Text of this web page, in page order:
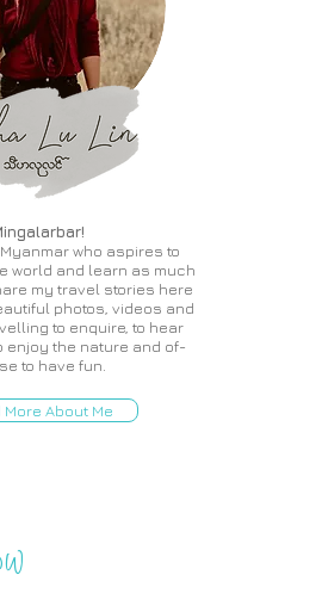
Myanmar who aspires to
world and learn as much
my travel stories here
photos, videos and
to enquire, to hear
enjoy the nature and of-
to have fun.
More About Me